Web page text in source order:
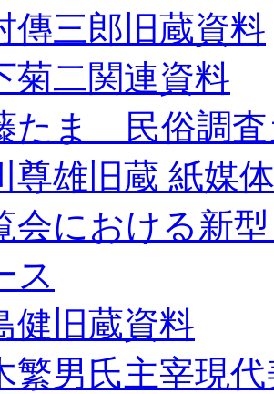
傳三郎旧蔵資料
菊二関連資料
たま 民俗調査
尊雄旧蔵 紙媒
会における新
ス
健旧蔵資料
繁男氏主宰現